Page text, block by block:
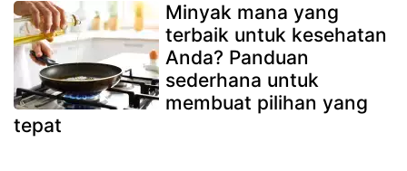
Minyak mana yang
terbaik untuk kesehatan
Anda? Panduan
sederhana untuk
membuat pilihan yang
tepat